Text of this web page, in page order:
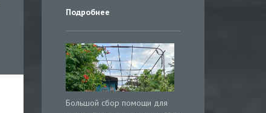
Подробнее
Большой сбор помощи для